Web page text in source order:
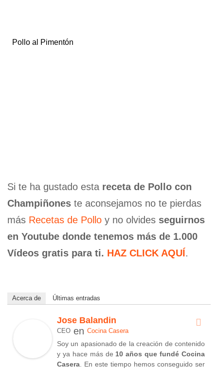
Pollo al Pimentón
Si te ha gustado esta receta de Pollo con
Champiñones te aconsejamos no te pierdas
más Recetas de Pollo y no olvides seguirnos
en Youtube donde tenemos más de 1.000
Vídeos gratis para ti. HAZ CLICK AQUÍ.
Acerca de Últimas entradas
Jose Balandin
CEO en Cocina Casera
Soy un apasionado de la creación de contenido
y ya hace más de 10 años que fundé Cocina
Casera . En este tiempo hemos conseguido ser